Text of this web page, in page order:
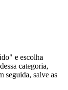
e escolha
categoria,
seguida, salve as